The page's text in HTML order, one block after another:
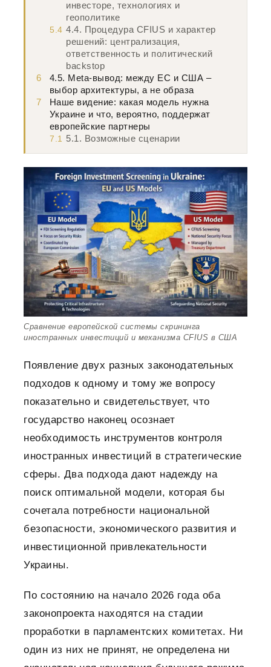
инвесторе, технологиях и
геополитике
5.4 4.4. Процедура CFIUS и характер
решений: централизация,
ответственность и политический
backstop
6
4.5. Meta-вывод: между ЕС и США –
выбор архитектуры, а не образа
7
Наше видение: какая модель нужна
Украине и что, вероятно, поддержат
европейские партнеры
7.1 5.1. Возможные сценарии
Сравнение европейской системы скрининга
иностранных инвестиций и механизма CFIUS в США
Появление двух разных законодательных
подходов к одному и тому же вопросу
показательно и свидетельствует, что
государство наконец осознает
необходимость инструментов контроля
иностранных инвестиций в стратегические
сферы. Два подхода дают надежду на
поиск оптимальной модели, которая бы
сочетала потребности национальной
безопасности, экономического развития и
инвестиционной привлекательности
Украины.
По состоянию на начало 2026 года оба
законопроекта находятся на стадии
проработки в парламентских комитетах. Ни
один из них не принят, не определена ни